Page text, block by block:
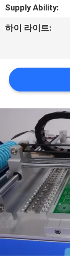
장
견
품
질
리
저
희
와
연
락
Supply Ability:
하이 라이트: